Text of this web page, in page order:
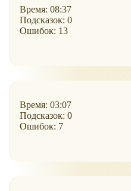
Время: 08:37
Подсказок: 0
Ошибок: 13
Время: 03:07
Подсказок: 0
Ошибок: 7